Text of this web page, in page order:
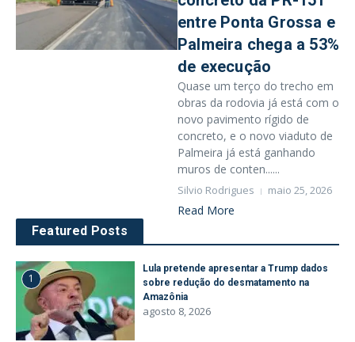
entre Ponta Grossa e
Palmeira chega a 53%
de execução
Quase um terço do trecho em
obras da rodovia já está com o
novo pavimento rígido de
concreto, e o novo viaduto de
Palmeira já está ganhando
muros de conten......
Silvio Rodrigues maio 25, 2026
Read More
Featured Posts
1
Lula pretende apresentar a Trump dados
sobre redução do desmatamento na
Amazônia
agosto 8, 2026